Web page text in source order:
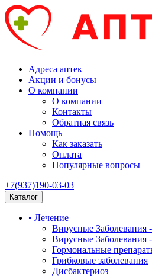
Адреса аптек
Акции и бонусы
О компании
О компании
Контакты
Обратная связь
Помощь
Как заказать
Оплата
Популярные вопросы
+7(937)190-03-03
Каталог
• Лечение
Вирусные Заболевания
Вирусные Заболевания
Гормональные
Грибковые заболевания
Дисбактериоз